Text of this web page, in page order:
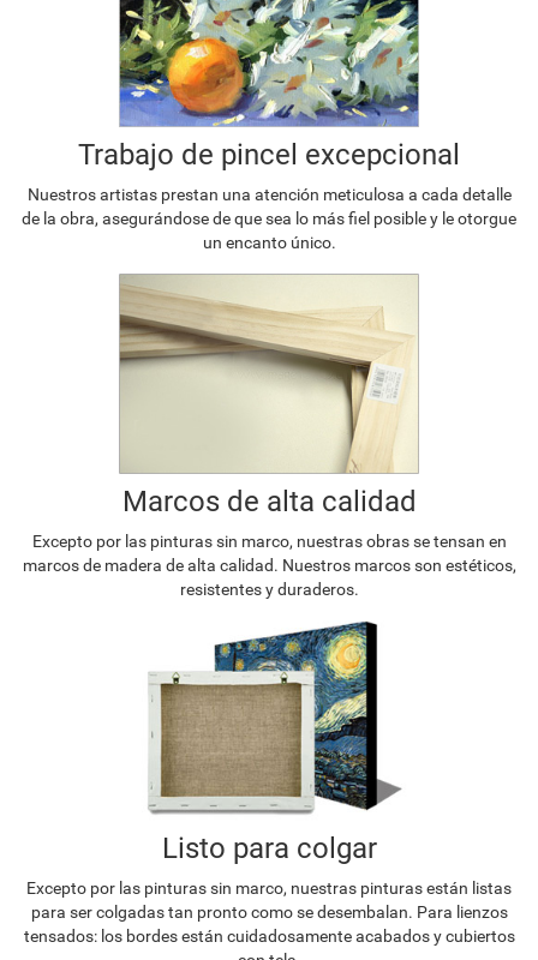
Trabajo de pincel excepcional
Nuestros artistas prestan una atención meticulosa a cada detalle
de la obra, asegurándose de que sea lo más fiel posible y le otorgue
un encanto único.
Marcos de alta calidad
Excepto por las pinturas sin marco, nuestras obras se tensan en
marcos de madera de alta calidad. Nuestros marcos son estéticos,
resistentes y duraderos.
Listo para colgar
Excepto por las pinturas sin marco, nuestras pinturas están listas
para ser colgadas tan pronto como se desembalan. Para lienzos
tensados: los bordes están cuidadosamente acabados y cubiertos